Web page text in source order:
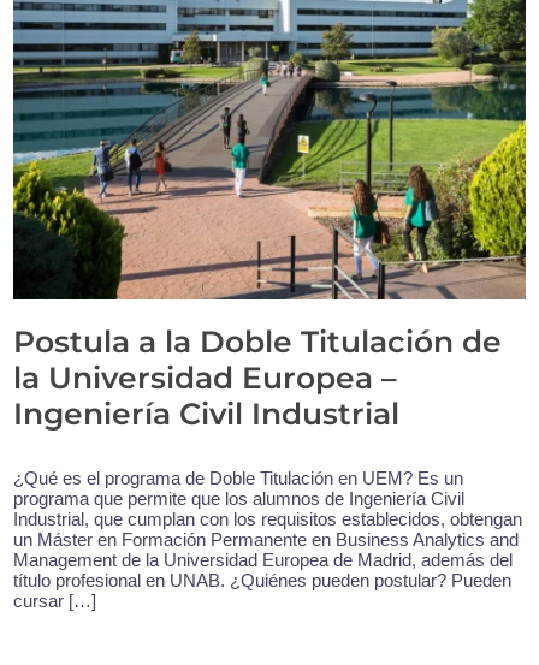
Postula a la Doble Titulación de
la Universidad Europea –
Ingeniería Civil Industrial
¿Qué es el programa de Doble Titulación en UEM? Es un
programa que permite que los alumnos de Ingeniería Civil
Industrial, que cumplan con los requisitos establecidos, obtengan
un Máster en Formación Permanente en Business Analytics and
Management de la Universidad Europea de Madrid, además del
título profesional en UNAB. ¿Quiénes pueden postular? Pueden
cursar […]